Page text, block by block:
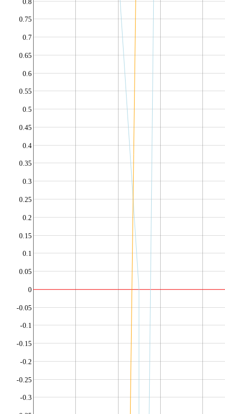
-0.3
-0.25
-0.2
-0.15
-0.1
-0.05
0
0.05
0.1
0.15
0.2
0.25
0.3
0.35
0.4
0.45
0.5
0.55
0.6
0.65
0.7
0.75
0.8